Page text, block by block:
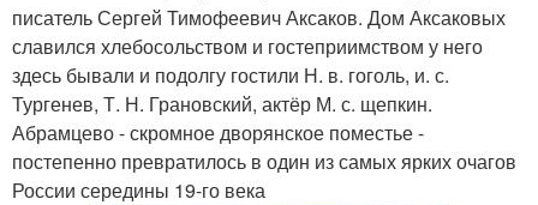
писатель Сергей Тимофеевич Аксаков. Дом Аксаковых
славился хлебосольством и гостеприимством у него
здесь бывали и подолгу гостили Н. в. гоголь, и. с.
Тургенев, Т. Н. Грановский, актёр М. с. щепкин.
Абрамцево - скромное дворянское поместье -
постепенно превратилось в один из самых ярких очагов
России середины 19-го века